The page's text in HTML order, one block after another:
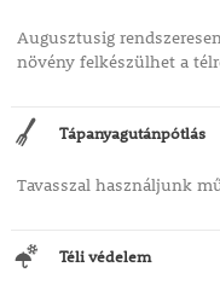
Augusztusig
növény felkészülhet a
Tápanyagutánpótlás
Tavasszal használjunk
Téli védelem